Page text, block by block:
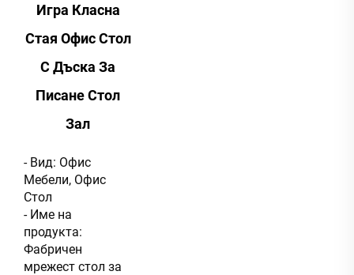
Игра Класна
Стая Офис Стол
С Дъска За
Писане Стол
Зал
- Вид: Офис
Мебели, Офис
Стол
- Име на
продукта:
Фабричен
мрежест стол за